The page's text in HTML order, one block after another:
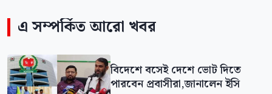
এ সম্পর্কিত আরো খবর
বিদেশে বসেই দেশে ভোট দিতে
পারবেন প্রবাসীরা,জানালেন ইসি